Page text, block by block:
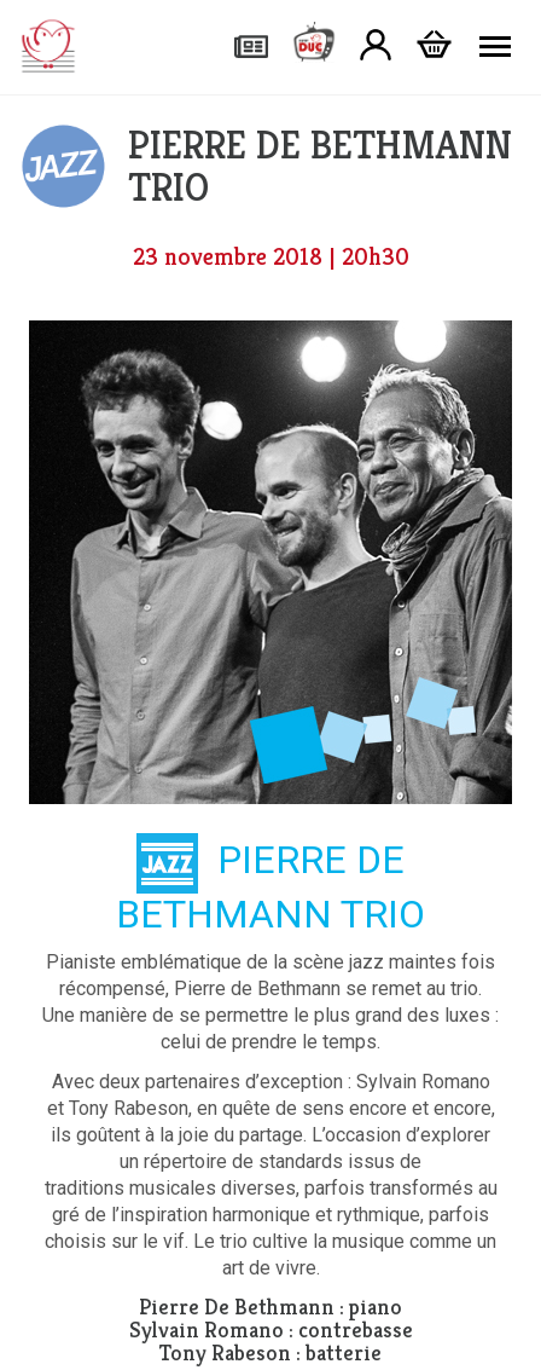
PIERRE DE BETHMANN
TRIO
23 novembre 2018 | 20h30
PIERRE DE
BETHMANN TRIO
Pianiste emblématique de la scène jazz maintes fois
récompensé, Pierre de Bethmann se remet au trio.
Une manière de se permettre le plus grand des luxes :
celui de prendre le temps.
Avec deux partenaires d’exception : Sylvain Romano
et Tony Rabeson, en quête de sens encore et encore,
ils goûtent à la joie du partage. L’occasion d’explorer
un répertoire de standards issus de
traditions musicales diverses, parfois transformés au
gré de l’inspiration harmonique et rythmique, parfois
choisis sur le vif. Le trio cultive la musique comme un
art de vivre.
Pierre De Bethmann : piano
Sylvain Romano : contrebasse
Tony Rabeson : batterie